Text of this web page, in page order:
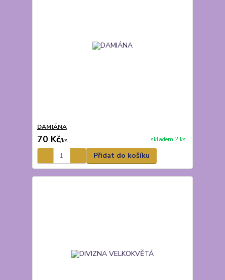
DAMIÁNA
70 Kč/ks skladem 2 ks
Přidat do košíku